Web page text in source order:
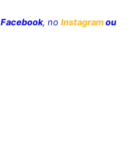
Facebook, no Instagramou